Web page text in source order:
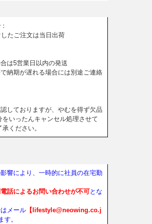
：
たご注文は当日出荷
は5営業日以内の発送
納期が遅れる場合には別途ご連絡
しておりますが、やむを得ず欠品
いったんキャンセル処理させて
ください。
響により、一時的に社員の在宅勤
話によるお問い合わせが不可とな
メール 【lifestyle@neowing.co.j
す。